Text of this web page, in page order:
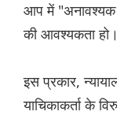
आप में "अनावश्यक
की आवश्यकता हो।
इस प्रकार,
याचिकाकर्ता के